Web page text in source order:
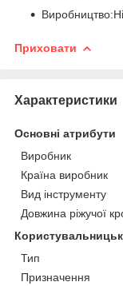
Приховати
Характеристики
Основні атрибути
Виробник
Країна виробник
Вид інструменту
Довжина ріжучої
Тип
Призначення